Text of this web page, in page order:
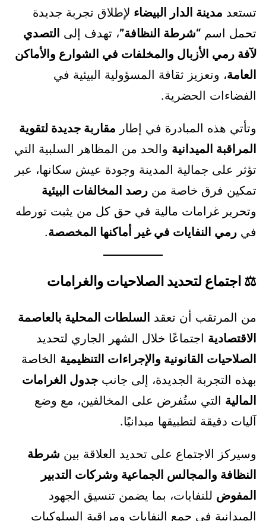
تستعد مدينة الدار البيضاء لإطلاق تجربة جديدة
تحمل اسم “شرطة النظافة”، تهدف إلى التصدي
لآفة رمي الأزبال والمخلفات في الشوارع والأماكن
العامة، وتعزيز ثقافة المسؤولية البيئية في
الفضاءات الحضرية.
وتأتي هذه المبادرة في إطار مقاربة جديدة لتقوية
المراقبة الميدانية والحد من المظاهر السلبية التي
تؤثر على جمالية المدينة وجودة عيش سكانها، عبر
تمكين فرق خاصة من رصد المخالفات البيئية
وتحرير غرامات مالية في حق كل من يثبت تورطه
في رمي النفايات في غير أماكنها المخصصة.
⚖️ اجتماع لتحديد الصلاحيات والغرامات
من المرتقب أن تعقد السلطات المحلية بالعاصمة
الاقتصادية اجتماعًا خلال الشهر الجاري لتحديد
الصلاحيات القانونية والإجراءات التنظيمية الخاصة
بهذه التجربة الجديدة، إلى جانب جدول الغرامات
المالية التي ستُفرض على المخالفين، مع وضع
آليات دقيقة لتطبيقها ميدانيًا.
وسيركز الاجتماع على تحديد العلاقة بين شرطة
النظافة والمجالس الجماعية وشركات التدبير
المفوض للنفايات، بما يضمن تنسيق الجهود
الميدانية في جمع النفايات ومراقبة السلوكيات